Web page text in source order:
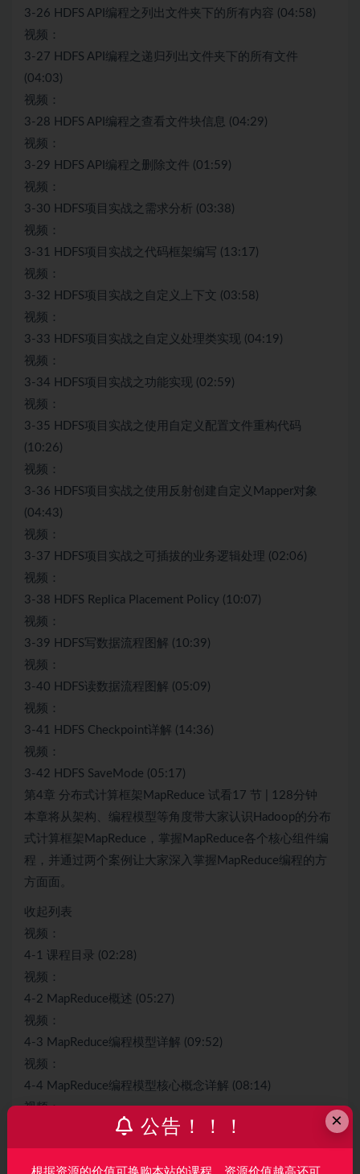
3-26 HDFS API编程之列出文件夹下的所有内容 (04:58)
视频：
3-27 HDFS API编程之递归列出文件夹下的所有文件
(04:03)
视频：
3-28 HDFS API编程之查看文件块信息 (04:29)
视频：
3-29 HDFS API编程之删除文件 (01:59)
视频：
3-30 HDFS项目实战之需求分析 (03:38)
视频：
3-31 HDFS项目实战之代码框架编写 (13:17)
视频：
3-32 HDFS项目实战之自定义上下文 (03:58)
视频：
3-33 HDFS项目实战之自定义处理类实现 (04:19)
视频：
3-34 HDFS项目实战之功能实现 (02:59)
视频：
3-35 HDFS项目实战之使用自定义配置文件重构代码
(10:26)
视频：
3-36 HDFS项目实战之使用反射创建自定义Mapper对象
(04:43)
视频：
3-37 HDFS项目实战之可插拔的业务逻辑处理 (02:06)
视频：
3-38 HDFS Replica Placement Policy (10:07)
视频：
3-39 HDFS写数据流程图解 (10:39)
视频：
3-40 HDFS读数据流程图解 (05:09)
视频：
3-41 HDFS Checkpoint详解 (14:36)
视频：
3-42 HDFS SaveMode (05:17)
第4章 分布式计算框架MapReduce 试看17 节 | 128分钟
本章将从架构、编程模型等角度带大家认识Hadoop的分布
式计算框架MapReduce，掌握MapReduce各个核心组件编
程，并通过两个案例让大家深入掌握MapReduce编程的方
方面面。
收起列表
视频：
4-1 课程目录 (02:28)
视频：
4-2 MapReduce概述 (05:27)
视频：
4-3 MapReduce编程模型详解 (09:52)
视频：
4-4 MapReduce编程模型核心概念详解 (08:14)
视频：
4-5 词频统计之自定义Mapper实现 (12:13)
视频：
×
公告！！！